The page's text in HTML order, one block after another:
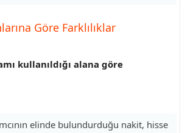
Göre Farklılıklar
kullanıldığı alana göre
elinde bulundurduğu nakit, hisse